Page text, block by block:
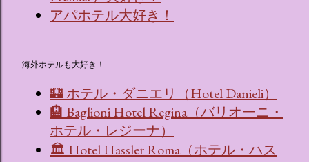
アパホテル大好き！
海外ホテルも大好き！
🏰 ホテル・ダニエリ（Hotel Danieli）
🏨 Baglioni Hotel Regina（バリオーニ・
ホテル・レジーナ）
🏛 Hotel Hassler Roma（ホテル・ハス